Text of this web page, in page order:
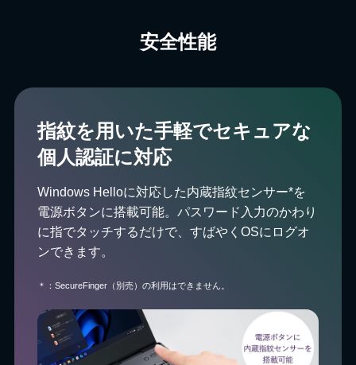
安全性能
指紋を用いた手軽でセキュアな
個人認証に対応
Windows Helloに対応した内蔵指紋センサー*を
電源ボタンに搭載可能。パスワード入力のかわり
に指でタッチするだけで、すばやくOSにログオ
ンできます。
＊：SecureFinger（別売）の利用はできません。